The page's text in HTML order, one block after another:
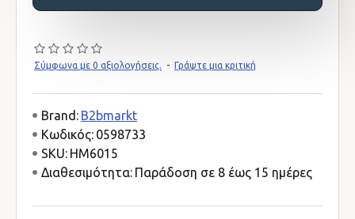
Σύμφωνα με 0 αξιολογήσεις. - Γράψτε μια κριτική
Brand: B2bmarkt
Κωδικός: 0598733
SKU: HM6015
Διαθεσιμότητα: Παράδοση σε 8 έως 15 ημέρες